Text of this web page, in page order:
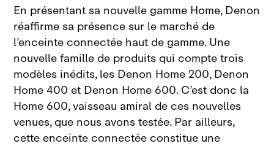
En présentant sa nouvelle gamme Home, Denon
réaffirme sa présence sur le marché de
l’enceinte connectée haut de gamme. Une
nouvelle famille de produits qui compte trois
modèles inédits, les Denon Home200, Denon
Home400 et Denon Home 600. C’est donc la
Home 600, vaisseau amiral de ces nouvelles
venues, que nous avons testée. Par ailleurs,
cette enceinte connectée constitue une